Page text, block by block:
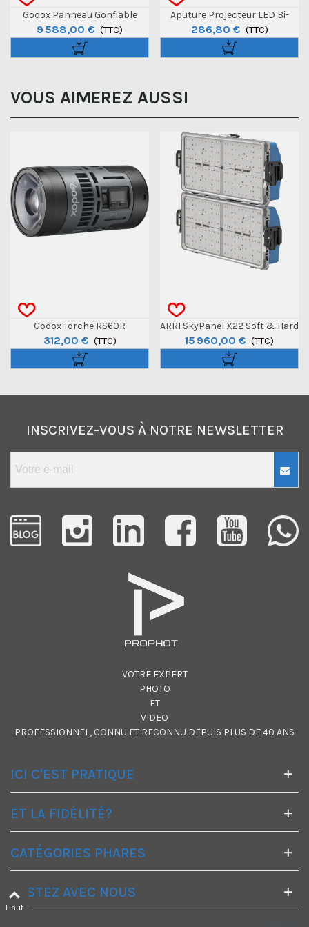
Godox Panneau Gonflable
KNOWLED AM1600R Color 4x8
9 588,00 € (TTC)
Aputure Projecteur LED Bi-
Color Amaran Halo 200x
286,80 € (TTC)
VOUS AIMEREZ AUSSI
Godox Torche RS60R
312,00 € (TTC)
ARRI SkyPanel X22 Soft & Hard
15 960,00 € (TTC)
INSCRIVEZ-VOUS À NOTRE NEWSLETTER
VOTRE EXPERT
PHOTO
ET
VIDEO
PROFESSIONNEL, CONNU ET RECONNU DEPUIS PLUS DE 40 ANS
ICI C'EST PRATIQUE
ET LA FIDÉLITÉ?
CATÉGORIES PHARES
RESTEZ AVEC NOUS
Haut